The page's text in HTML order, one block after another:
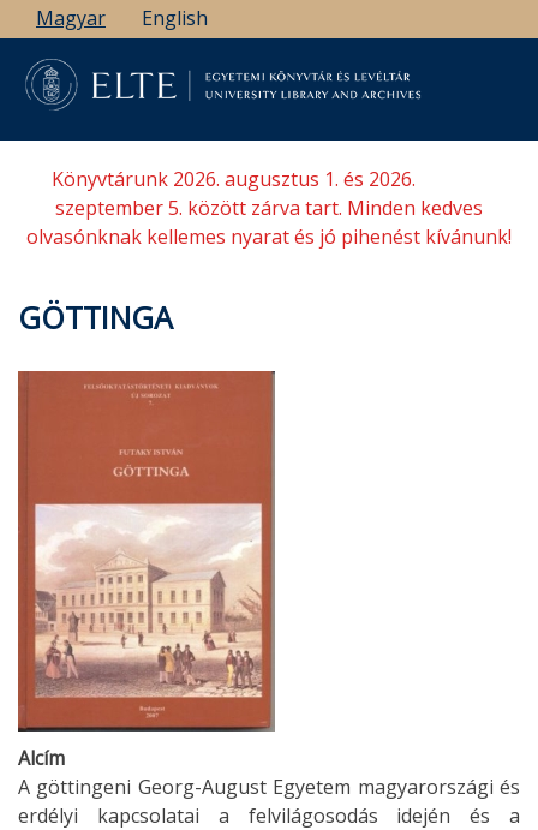
Ugrás
a
tartalomra
Magyar English
Könyvtárunk 2026. augusztus 1. és 2026.
szeptember 5. között zárva tart. Minden kedves
olvasónknak kellemes nyarat és jó pihenést kívánunk!
GÖTTINGA
Alcím
A göttingeni Georg-August Egyetem magyarországi és
erdélyi kapcsolatai a felvilágosodás idején és a